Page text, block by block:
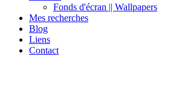
Fonds d'écran || Wallpapers
Mes recherches
Blog
Liens
Contact